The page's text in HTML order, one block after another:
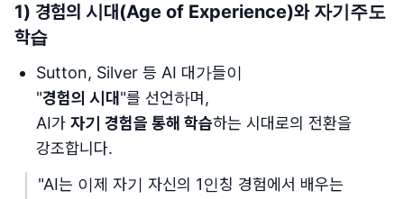
1) 경험의 시대(Age of Experience)와 자기주도
학습
Sutton, Silver 등 AI 대가들이
"경험의 시대"를 선언하며,
AI가 자기 경험을 통해 학습하는 시대로의 전환을
강조합니다.
"AI는 이제 자기 자신의 1인칭 경험에서 배우는